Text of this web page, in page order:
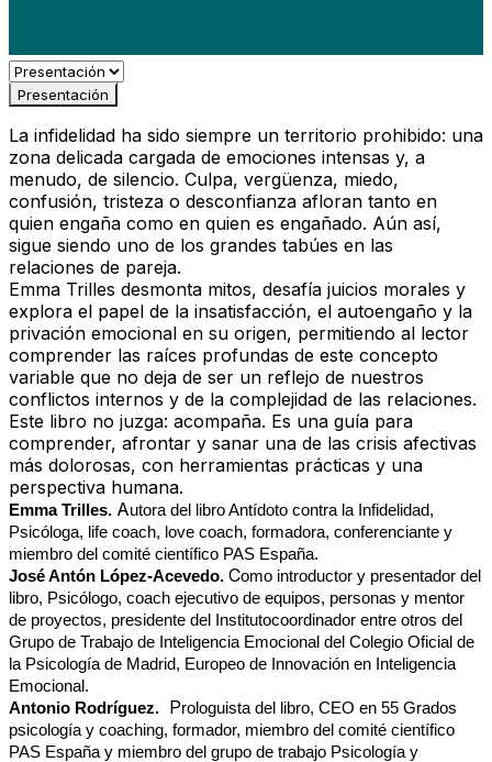
Presentación
La infidelidad ha sido siempre un territorio prohibido: una
zona delicada cargada de emociones intensas y, a
menudo, de silencio. Culpa, vergüenza, miedo,
confusión, tristeza o desconfianza afloran tanto en
quien engaña como en quien es engañado. Aún así,
sigue siendo uno de los grandes tabúes en las
relaciones de pareja.
Emma Trilles desmonta mitos, desafía juicios morales y
explora el papel de la insatisfacción, el autoengaño y la
privación emocional en su origen, permitiendo al lector
comprender las raíces profundas de este concepto
variable que no deja de ser un reflejo de nuestros
conflictos internos y de la complejidad de las relaciones.
Este libro no juzga: acompaña. Es una guía para
comprender, afrontar y sanar una de las crisis afectivas
más dolorosas, con herramientas prácticas y una
perspectiva humana.
Emma Trilles. Autora del libro Antídoto contra la Infidelidad,
Psicóloga, life coach, love coach, formadora, conferenciante y
miembro del comité científico PAS España.
José Antón López-Acevedo. Como introductor y presentador del
libro, Psicólogo, coach ejecutivo de equipos, personas y mentor
de proyectos, presidente del Institutocoordinador entre otros del
Grupo de Trabajo de Inteligencia Emocional del Colegio Oficial de
la Psicología de Madrid, Europeo de Innovación en Inteligencia
Emocional.
Antonio Rodríguez.
Prologuista del libro, CEO en 55 Grados
psicología y coaching, formador, miembro del comité científico
PAS España y miembro del grupo de trabajo Psicología y